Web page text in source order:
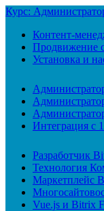
Курс:
Контент-
Продвижение
Установка и
Интеграция с
Разработчик
Технология
Маркетплейс
Vue.js и Bitrix